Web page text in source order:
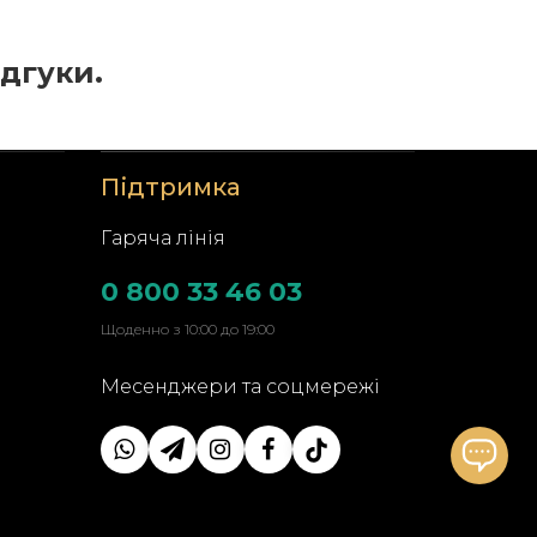
Підтримка
Гаряча лінія
0 800 33 46 03
Щоденно з 10:00 до 19:00
Месенджери та соцмережі